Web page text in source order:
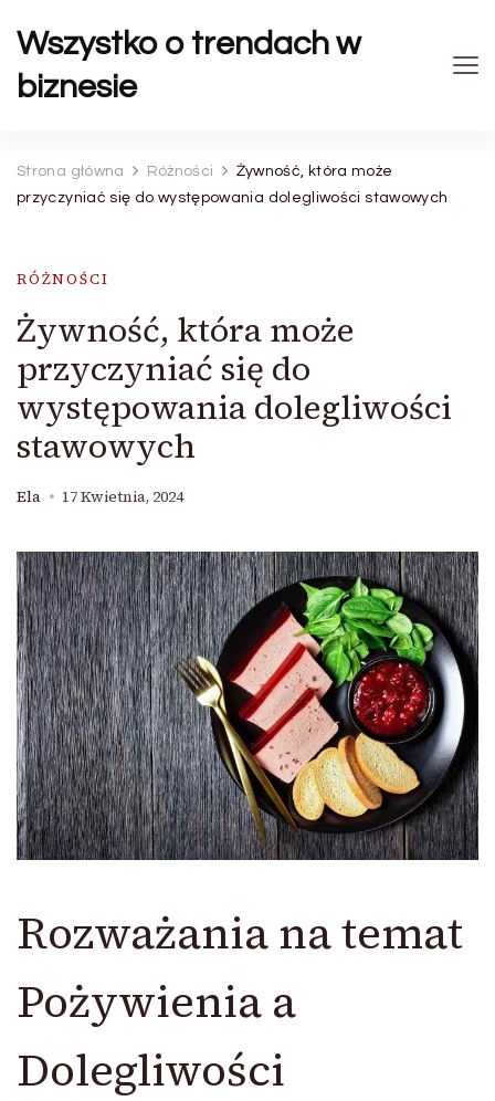
Wszystko o trendach w
biznesie
Strona główna Różności
Żywność, która może
przyczyniać się do występowania dolegliwości stawowych
RÓŻNOŚCI
Żywność, która może
przyczyniać się do
występowania dolegliwości
stawowych
Ela 17 Kwietnia, 2024
Rozważania na temat
Pożywienia a
Dolegliwości